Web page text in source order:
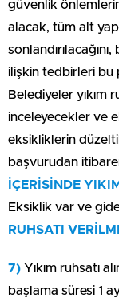
güvenlik
alacak, tüm alt
ilişkin tedbirleri bu
Belediyeler yıkım
inceleyecekler ve
eksikliklerin
başvurudan
İÇERİSİNDE
Eksiklik var ve
RUHSATI
7) Yıkım ruhsatı
başlama süresi 1